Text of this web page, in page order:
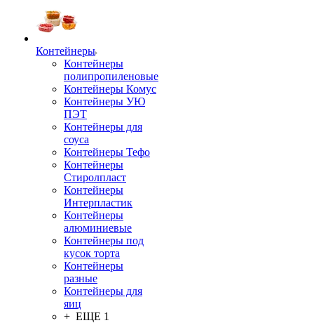
Контейнеры
Контейнеры
полипропиленовые
Контейнеры Комус
Контейнеры УЮ
ПЭТ
Контейнеры для
соуса
Контейнеры Тефо
Контейнеры
Стиролпласт
Контейнеры
Интерпластик
Контейнеры
алюминиевые
Контейнеры под
кусок торта
Контейнеры
разные
Контейнеры для
яиц
+ ЕЩЕ 1